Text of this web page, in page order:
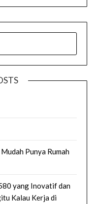
Punya Rumah
yang Inovatif dan
Kalau Kerja di